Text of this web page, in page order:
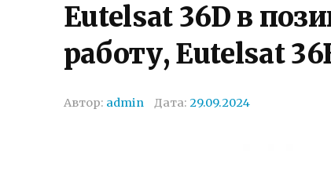
Eutelsat 36D в
работу, Eutelsat
Автор: admin Дата: 29.09.2024